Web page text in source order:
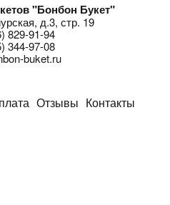
"Бонбон Букет"
д.3, стр. 19
829-91-94
344-97-08
buket.ru
Отзывы Контакты